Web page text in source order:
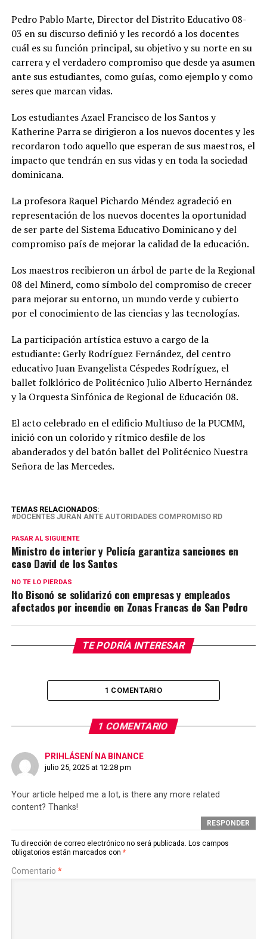
Pedro Pablo Marte, Director del Distrito Educativo 08-
03 en su discurso definió y les recordó a los docentes
cuál es su función principal, su objetivo y su norte en su
carrera y el verdadero compromiso que desde ya asumen
ante sus estudiantes, como guías, como ejemplo y como
seres que marcan vidas.
Los estudiantes Azael Francisco de los Santos y
Katherine Parra se dirigieron a los nuevos docentes y les
recordaron todo aquello que esperan de sus maestros, el
impacto que tendrán en sus vidas y en toda la sociedad
dominicana.
La profesora Raquel Pichardo Méndez agradeció en
representación de los nuevos docentes la oportunidad
de ser parte del Sistema Educativo Dominicano y del
compromiso país de mejorar la calidad de la educación.
Los maestros recibieron un árbol de parte de la Regional
08 del Minerd, como símbolo del compromiso de crecer
para mejorar su entorno, un mundo verde y cubierto
por el conocimiento de las ciencias y las tecnologías.
La participación artística estuvo a cargo de la
estudiante: Gerly Rodríguez Fernández, del centro
educativo Juan Evangelista Céspedes Rodríguez, el
ballet folklórico de Politécnico Julio Alberto Hernández
y la Orquesta Sinfónica de Regional de Educación 08.
El acto celebrado en el edificio Multiuso de la PUCMM,
inició con un colorido y rítmico desfile de los
abanderados y del batón ballet del Politécnico Nuestra
Señora de las Mercedes.
TEMAS RELACIONADOS:
DOCENTES JURAN ANTE AUTORIDADES COMPROMISO RD
PASAR AL SIGUIENTE
Ministro de interior y Policía garantiza sanciones en
caso David de los Santos
NO TE LO PIERDAS
Ito Bisonó se solidarizó con empresas y empleados
afectados por incendio en Zonas Francas de San Pedro
TE PODRÍA INTERESAR
1 COMENTARIO
1 COMENTARIO
PRIHLÁSENÍ NA BINANCE
julio 25, 2025 at 12:28 pm
Your article helped me a lot, is there any more related
content? Thanks!
RESPONDER
Tu dirección de correo electrónico no será publicada. Los campos
obligatorios están marcados con *
Comentario *